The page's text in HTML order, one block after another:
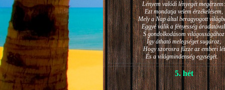
Lényem valódi lényegét megérzem:
Ezt mondatja velem érzékelésem,
Mely a Nap által beragyogott
Eggyé válik a fényesség
S gondolkodásom világosságához
Így átható melegséget sugároz,
Hogy szorosra fűzze az emberi lét
És a világmindenség egységét.
5. hét